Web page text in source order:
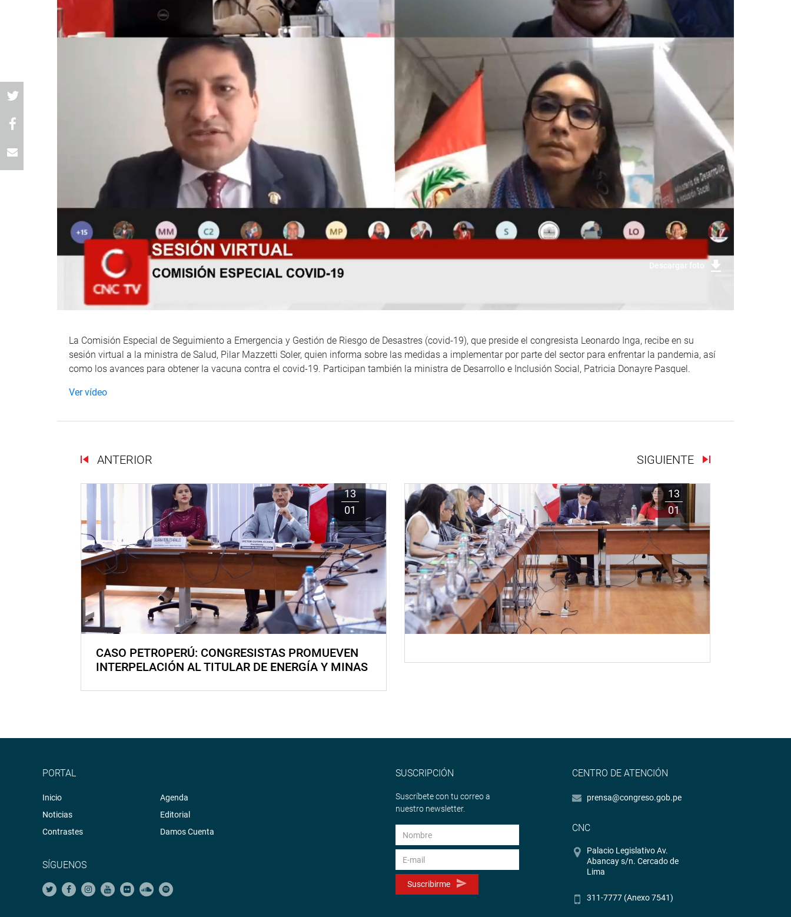
La Comisión Especial de Seguimiento a Emergencia y Gestión de Riesgo de Desastres (covid-19), que preside el congresista Leonardo Inga, recibe en su
sesión virtual a la ministra de Salud, Pilar Mazzetti Soler, quien informa sobre las medidas a implementar por parte del sector para enfrentar la pandemia, así
como los avances para obtener la vacuna contra el covid-19. Participan también la ministra de Desarrollo e Inclusión Social, Patricia Donayre Pasquel.
Ver vídeo
ANTERIOR SIGUIENTE
13
01
CASO PETROPERÚ: CONGRESISTAS PROMUEVEN
INTERPELACIÓN AL TITULAR DE ENERGÍA Y MINAS
13
01
PORTAL
Inicio
Noticias
Contrastes
Agenda
Editorial
Damos Cuenta
SÍGUENOS
SUSCRIPCIÓN
Suscríbete con tu correo a
nuestro newsletter.
Suscribirme
CENTRO DE ATENCIÓN
prensa@congreso.gob.pe
CNC
Palacio Legislativo Av.
Abancay s/n. Cercado de
Lima
311-7777 (Anexo 7541)